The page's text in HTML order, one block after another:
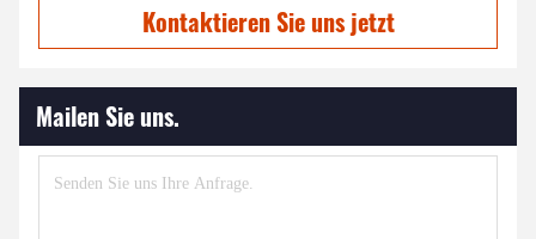
Kontaktieren Sie uns jetzt
Mailen Sie uns.